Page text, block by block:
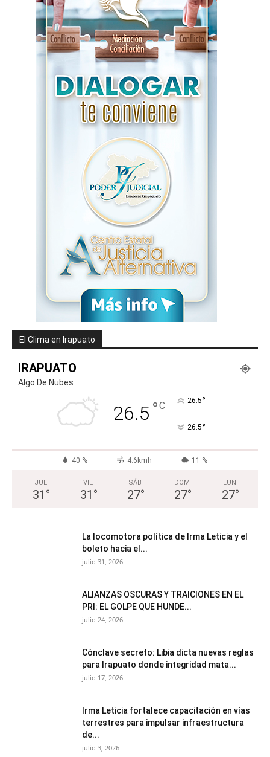
El Clima en Irapuato
IRAPUATO
Algo De Nubes
26.5 °C 26.5°
26.5°
40 % 4.6kmh 11 %
JUE
31 °
VIE
31 °
SÁB
27°
DOM
27°
LUN
27°
La locomotora política de Irma Leticia y el
boleto hacia el...
julio 31, 2026
ALIANZAS OSCURAS Y TRAICIONES EN EL
PRI: EL GOLPE QUE HUNDE...
julio 24, 2026
Cónclave secreto: Libia dicta nuevas reglas
para Irapuato donde integridad mata...
julio 17, 2026
Irma Leticia fortalece capacitación en vías
terrestres para impulsar infraestructura
de...
julio 3, 2026